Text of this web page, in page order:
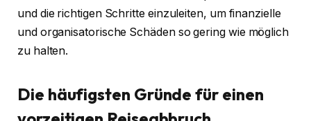
und die richtigen Schritte einzuleiten, um finanzielle
und organisatorische Schäden so gering wie möglich
zu halten.
Die häufigsten Gründe für einen